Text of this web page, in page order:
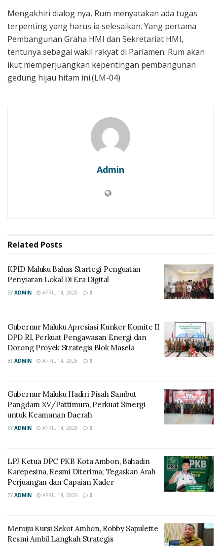
Mengakhiri dialog nya, Rum menyatakan ada tugas
terpenting yang harus ia selesaikan. Yang pertama
Pembangunan Graha HMI dan Sekretariat HMI,
tentunya sebagai wakil rakyat di Parlamen. Rum akan
ikut memperjuangkan kepentingan pembangunan
gedung hijau hitam ini.(LM-04)
Admin
Related Posts
KPID Maluku Bahas Startegi Penguatan
Penyiaran Lokal Di Era Digital
BY ADMIN APRIL 14, 2026 0
Gubernur Maluku Apresiasi Kunker Komite II
DPD RI, Perkuat Pengawasan Energi dan
Dorong Proyek Strategis Blok Masela
BY ADMIN APRIL 14, 2026 0
Gubernur Maluku Hadiri Pisah Sambut
Pangdam XV/Pattimura, Perkuat Sinergi
untuk Keamanan Daerah
BY ADMIN APRIL 14, 2026 0
LPJ Ketua DPC PKB Kota Ambon, Bahadin
Karepesina, Resmi Diterima; Tegaskan Arah
Perjuangan dan Capaian Kader
BY ADMIN APRIL 14, 2026 0
Menuju Kursi Sekot Ambon, Robby Sapulette
Resmi Ambil Langkah Strategis